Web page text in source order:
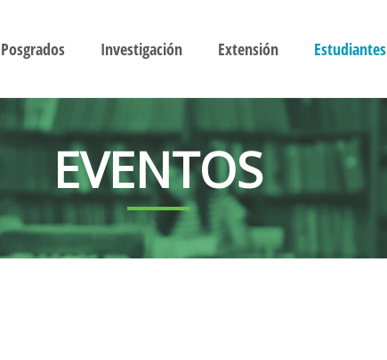
Posgrados Investigación Extensión Estudiantes
EVENTOS